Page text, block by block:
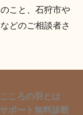
こと、石狩市や
どのご相談者さ
ころの羽とは
ポート無料診断